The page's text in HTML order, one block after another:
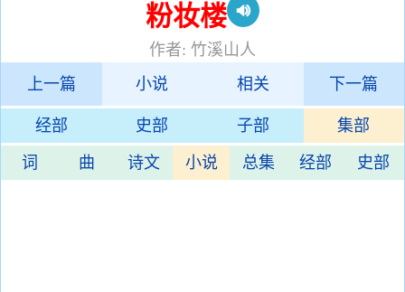
粉妆楼
作者: 竹溪山人
上一篇
小说 相关 下一篇
经部 史部 子部 集部
词 曲 诗文 小说 总集 经部 史部